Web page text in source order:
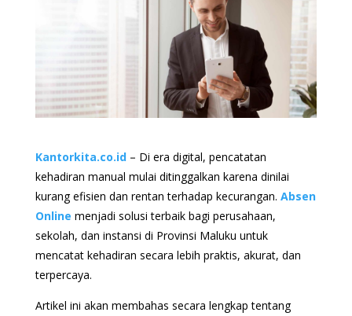
Kantorkita.co.id – Di era digital, pencatatan
kehadiran manual mulai ditinggalkan karena dinilai
kurang efisien dan rentan terhadap kecurangan. Absen
Online menjadi solusi terbaik bagi perusahaan,
sekolah, dan instansi di Provinsi Maluku untuk
mencatat kehadiran secara lebih praktis, akurat, dan
terpercaya.
Artikel ini akan membahas secara lengkap tentang